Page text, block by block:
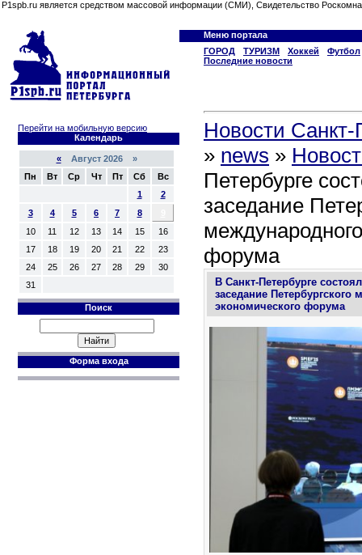
P1spb.ru является средством массовой информации (СМИ), Свидетельство
Меню портала
ГОРОД
ТУРИЗМ Хоккей
Футбол
Последние новости
Перейти на мобильную версию
Календарь
«Август 2026 »
Пн
Вт Ср Чт Пт Сб
Вс
1
2
3
4 5 6 7 8
10
11 12 13 14 15
16
17
18 19 20 21 22
23
24
25 26 27 28 29
30
31
Поиск
Форма входа
Новости Санкт-
» news »
Петербурге
заседание
форума
В Санкт-Петербурге
заседание Петербургского
экономического форума